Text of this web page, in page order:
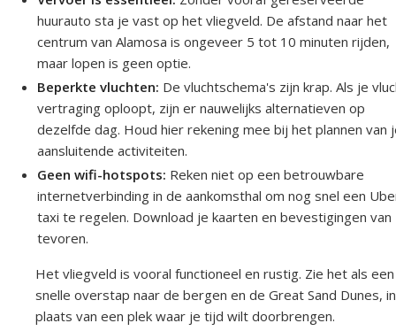
huurauto sta je vast op het vliegveld. De afstand naar het
centrum van Alamosa is ongeveer 5 tot 10 minuten rijden,
maar lopen is geen optie.
Beperkte vluchten: De vluchtschema's zijn krap. Als je
vertraging oploopt, zijn er nauwelijks alternatieven op
dezelfde dag. Houd hier rekening mee bij het plannen van
aansluitende activiteiten.
Geen wifi-hotspots: Reken niet op een betrouwbare
internetverbinding in de aankomsthal om nog snel een
taxi te regelen. Download je kaarten en bevestigingen van
tevoren.
Het vliegveld is vooral functioneel en rustig. Zie het als een
snelle overstap naar de bergen en de Great Sand Dunes, in
plaats van een plek waar je tijd wilt doorbrengen.